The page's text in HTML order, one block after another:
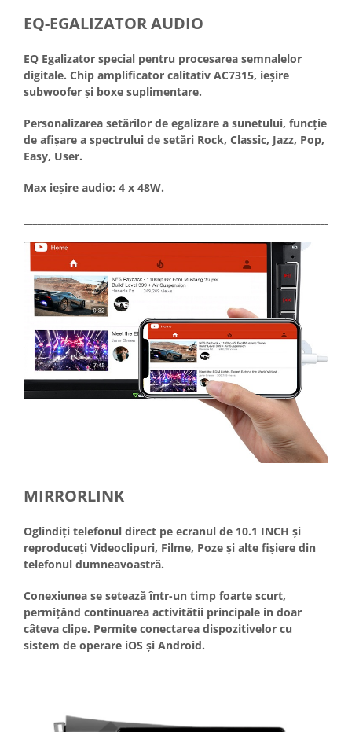
EQ-EGALIZATOR AUDIO
EQ Egalizator special pentru procesarea semnalelor
digitale. Chip amplificator calitativ AC7315, ieșire
subwoofer și boxe suplimentare.
Personalizarea setărilor de egalizare a sunetului, funcție
de afișare a spectrului de setări Rock, Classic, Jazz, Pop,
Easy, User.
Max ieșire audio: 4 x 48W.
MIRRORLINK
Oglindiți telefonul direct pe ecranul de 10.1 INCH și
reproduceți Videoclipuri, Filme, Poze și alte fișiere din
telefonul dumneavoastră.
Conexiunea se setează într-un timp foarte scurt,
permițând continuarea activitătii principale in doar
câteva clipe. Permite conectarea dispozitivelor cu
sistem de operare iOS și Android.